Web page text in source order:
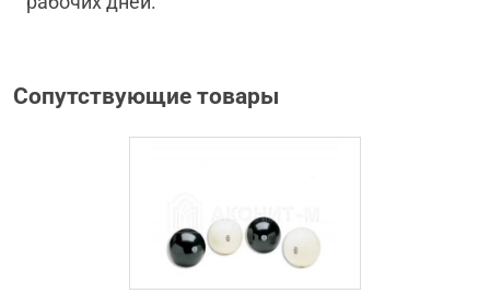
Сопутствующие товары